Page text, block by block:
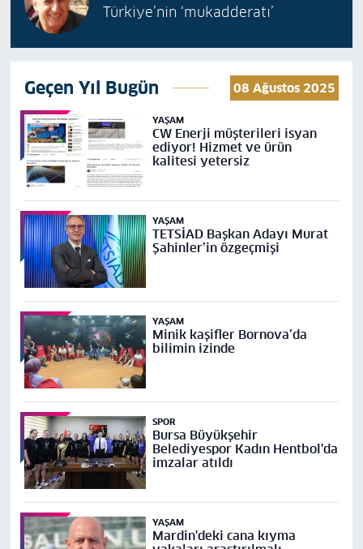
Türkiye’nin ‘mukadderatı’
Geçen Yıl Bugün 08 Ağustos 2025
YAŞAM
CW Enerji müşterileri isyan
ediyor! Hizmet ve ürün
kalitesi yetersiz
YAŞAM
TETSİAD Başkan Adayı Murat
Şahinler’in özgeçmişi
YAŞAM
Minik kaşifler Bornova’da
bilimin izinde
SPOR
Bursa Büyükşehir
Belediyespor Kadın Hentbol'da
imzalar atıldı
YAŞAM
Mardin'deki cana kıyma